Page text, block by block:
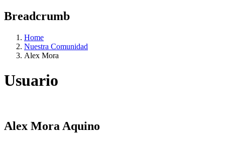
Breadcrumb
Home
Nuestra Comunidad
Alex Mora
Usuario
Alex Mora Aquino